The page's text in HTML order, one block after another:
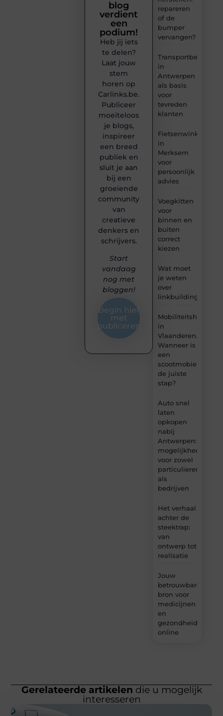
repareren
of de
bumper
vervangen?
Transportbedrijf
in
Antwerpen
als basis
voor
tevreden
klanten
Fietsenwinkel
in
Merksem
voor
persoonlijk
advies
Voegkitten
voor
binnen en
buiten
correct
kiezen
Wat moet
je weten
over
linkbuilding?
in
Vlaanderen.
Wanneer is
een
scootmobiel
de juiste
stap?
Auto snel
laten
opkopen
nabij
Antwerpen:
mogelijkheden
voor zowel
particulieren
als
bedrijven
Het verhaal
achter de
steektrap:
van
ontwerp tot
realisatie
Jouw
betrouwbare
bron voor
medicijnen
en
online
blog
verdient
een
podium!
Heb jij iets
te delen?
Laat jouw
stem
horen op
Carlinks.be.
Publiceer
moeiteloos
je blogs,
inspireer
een breed
publiek en
sluit je aan
bij een
groeiende
community
van
creatieve
denkers en
schrijvers.
Start
vandaag
nog met
bloggen!
Begin hier
met
publiceren
Gerelateerde artikelen die u mogelijk
interesseren